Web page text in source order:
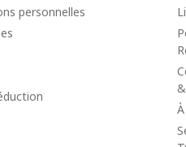
personnelles